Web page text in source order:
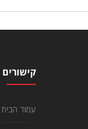
עמוד הבית